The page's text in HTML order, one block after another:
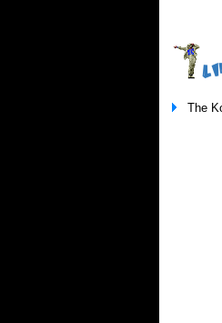
The